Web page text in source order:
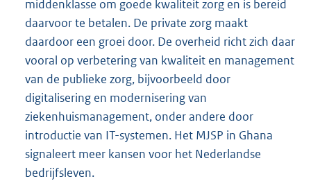
middenklasse om goede kwaliteit zorg en is bereid
daarvoor te betalen. De private zorg maakt
daardoor een groei door. De overheid richt zich daar
vooral op verbetering van kwaliteit en management
van de publieke zorg, bijvoorbeeld door
digitalisering en modernisering van
ziekenhuismanagement, onder andere door
introductie van IT-systemen. Het MJSP in Ghana
signaleert meer kansen voor het Nederlandse
bedrijfsleven.